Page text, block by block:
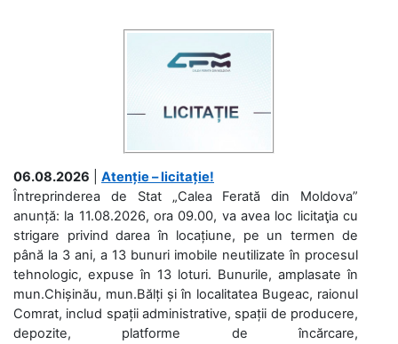
06.08.2026
Atenție – licitație!
Întreprinderea de Stat „Calea Ferată din Moldova”
anunță: la 11.08.2026, ora 09.00, va avea loc licitaţia cu
strigare privind darea în locațiune, pe un termen de
până la 3 ani, a 13 bunuri imobile neutilizate în procesul
tehnologic, expuse în 13 loturi. Bunurile, amplasate în
mun.Chișinău, mun.Bălți și în localitatea Bugeac, raionul
Comrat, includ spații administrative, spații de producere,
depozite, platforme de încărcare,